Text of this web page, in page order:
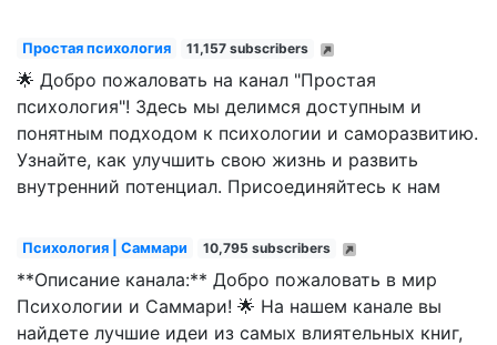
Простая психология 11,157 subscribers
🌟 Добро пожаловать на канал "Простая
психология"! Здесь мы делимся доступным и
понятным подходом к психологии и саморазвитию.
Узнайте, как улучшить свою жизнь и развить
внутренний потенциал. Присоединяйтесь к нам
Психология | Саммари 10,795 subscribers
**Описание канала:** Добро пожаловать в мир
Психологии и Саммари! 🌟 На нашем канале вы
найдете лучшие идеи из самых влиятельных книг,